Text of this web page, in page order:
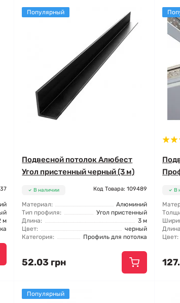
м
Популярный
Подвесной потолок Алюбест
Угол пристенный черный (3 м)
В наличии Код Товара: 109489
Материал:
Алюминий
Тип профиля:
Угол пристенный
Длина:
3 м
Цвет:
черный
Категория:
Профиль для потолка
52.03 грн
В
Цвет:
Популярный